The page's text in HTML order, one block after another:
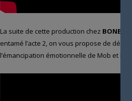
La suite de cette production chez BONES
entamé l’acte 2, on vous propose de
l’émancipation émotionnelle de Mob et